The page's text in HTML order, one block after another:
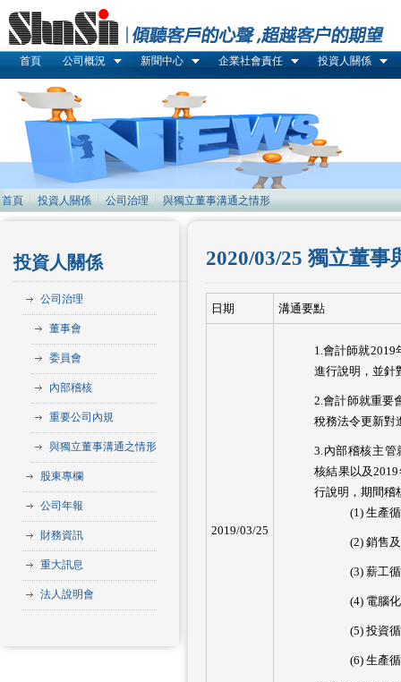
首頁 公司概況 新聞中心 企業社會責任 投資人關係
首頁 投資人關係 公司治理 與獨立董事溝通之情形
投資人關係
公司治理
董事會
委員會
內部稽核
重要公司內規
與獨立董事溝通之情形
股東專欄
公司年報
財務資訊
重大訊息
法人說明會
2020/03/25 獨立董
日期 溝通要點
2019/03/25
1.會計師就2019
進行說明，並針
2.會計師就重要
稅務法令更新對
3.內部稽核主管
核結果以及
行說明，期間稽
(1) 生產
(2) 銷售
(3) 薪工
(4) 電腦
(5) 投資
(6) 生產